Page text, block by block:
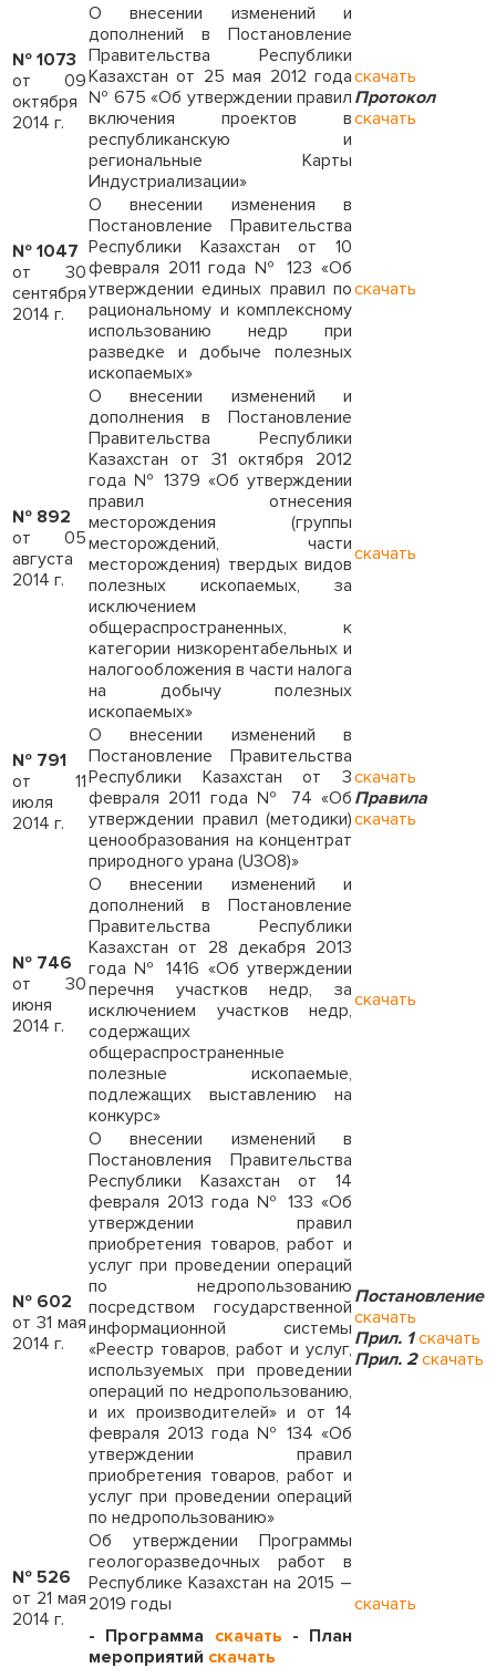
№ 1073
от 09
октября
2014 г.
О внесении изменений и
дополнений в Постановление
Правительства Республики
Казахстан от 25 мая 2012 года
№ 675 «Об утверждении правил
включения проектов в
республиканскую и
региональные Карты
Индустриализации»
скачать
Протокол
скачать
№ 1047
от 30
сентября
2014 г.
О внесении изменения в
Постановление Правительства
Республики Казахстан от 10
февраля 2011 года № 123 «Об
утверждении единых правил по
рациональному и комплексному
использованию недр при
разведке и добыче полезных
ископаемых»
скачать
№ 892
от 05
августа
2014 г.
О внесении изменений и
дополнения в Постановление
Правительства Республики
Казахстан от 31 октября 2012
года № 1379 «Об утверждении
правил отнесения
месторождения (группы
месторождений, части
месторождения) твердых видов
полезных ископаемых, за
исключением
общераспространенных, к
категории низкорентабельных и
налогообложения в части налога
на добычу полезных
ископаемых»
скачать
№ 791
от 11
июля
2014 г.
О внесении изменений в
Постановление Правительства
Республики Казахстан от 3
февраля 2011 года № 74 «Об
утверждении правил (методики)
ценообразования на концентрат
природного урана (U3O8)»
скачать
Правила
скачать
№ 746
от 30
июня
2014 г.
О внесении изменений и
дополнений в Постановление
Правительства Республики
Казахстан от 28 декабря 2013
года № 1416 «Об утверждении
перечня участков недр, за
исключением участков недр,
содержащих
общераспространенные
полезные ископаемые,
подлежащих выставлению на
конкурс»
скачать
№ 602
от 31 мая
2014 г.
О внесении изменений в
Постановления Правительства
Республики Казахстан от 14
февраля 2013 года № 133 «Об
утверждении правил
приобретения товаров, работ и
услуг при проведении операций
по недропользованию
посредством государственной
информационной системы
«Реестр товаров, работ и услуг,
используемых при проведении
операций по недропользованию,
и их производителей» и от 14
февраля 2013 года № 134 «Об
утверждении правил
приобретения товаров, работ и
услуг при проведении операций
по недропользованию»
Постановление
скачать
Прил. 1 скачать
Прил. 2 скачать
№ 526
от 21 мая
2014 г.
Об утверждении Программы
геологоразведочных работ в
Республике Казахстан на 2015 –
2019 годы
- Программа скачать - План
мероприятий скачать
скачать